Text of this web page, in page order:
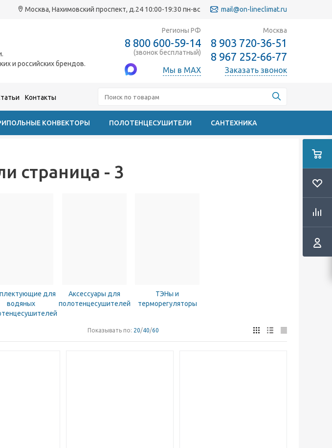
Москва, Нахимовский проспект, д.24 10:00-19:30 пн-вс mail@on-lineclimat.ru
и российских брендов.
Регионы РФ
8 800 600-59-14
(звонок бесплатный)
Мы в MAX
Москва
8 903 720-36-51
8 967 252-66-77
Заказать звонок
Контакты
КОНВЕКТОРЫ ПОЛОТЕНЦЕСУШИТЕЛИ САНТЕХНИКА
страница - 3
для
водяных
Аксессуары для
полотенцесушителей
ТЭНы и
терморегуляторы
Показывать по: 20/40/60